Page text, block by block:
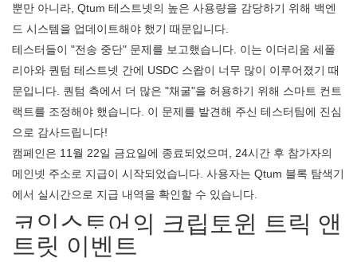
뿐만 아니라, Qtum 테스트넷의 높은 사용량을 감당하기 위해 백엔
드 시스템을 업데이트해야 했기 때문입니다.
테스터들이 "전송 중단" 문제를 보고했습니다. 이는 이더리움 세폴
리아와 퀀텀 테스트넷 간에 USDC 스왑이 너무 많이 이루어졌기 때
문입니다. 퀀텀 측에서 더 많은 "채굴"을 허용하기 위해 스마트 컨트
랙트를 조정해야 했습니다. 이 문제를 발견해 주신 테스터팀에 진심
으로 감사드립니다!
캠페인은 11월 22일 금요일에 종료되었으며, 24시간 후 참가자의
메인넷 주소로 지급이 시작되었습니다. 사용자는 Qtum 블록 탐색기
에서 실시간으로 지급 내역을 확인할 수 있습니다.
코인스토어의 크립토윈 트릭 앤
트릿 이벤트